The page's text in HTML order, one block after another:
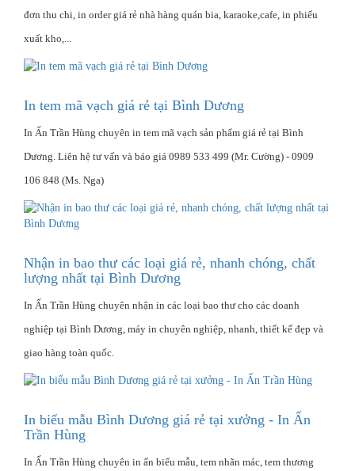
đơn thu chi, in order giá rẻ nhà hàng quán bia, karaoke,cafe, in phiếu
xuất kho,...
In tem mã vạch giá rẻ tại Bình Dương
In Ấn Trần Hùng chuyên in tem mã vạch sản phẩm giá rẻ tại Bình
Dương. Liên hệ tư vấn và báo giá 0989 533 499 (Mr. Cường) - 0909
106 848 (Ms. Nga)
Nhận in bao thư các loại giá rẻ, nhanh chóng, chất
lượng nhất tại Bình Dương
In Ấn Trần Hùng chuyên nhận in các loại bao thư cho các doanh
nghiệp tại Bình Dương, máy in chuyên nghiệp, nhanh, thiết kế đẹp và
giao hàng toàn quốc.
In biểu mẫu Bình Dương giá rẻ tại xưởng - In Ấn
Trần Hùng
In Ấn Trần Hùng chuyên in ấn biểu mẫu, tem nhãn mác, tem thương